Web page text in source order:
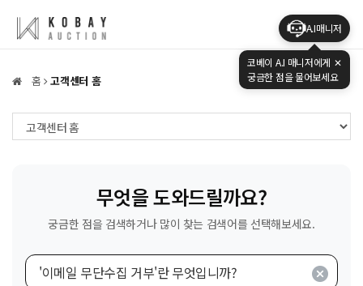
A.I매니저
홈 고객센터 홈
무엇을 도와드릴까요?
궁금한 점을 검색하거나 많이 찾는 검색어를 선택해보세요.
코베이 A.I 매니저에게 ✕
궁금한 점을 물어보세요